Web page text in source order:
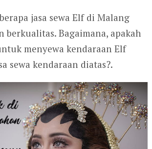
jasa sewa Elf di Malang
berkualitas. Bagaimana, apakah
menyewa kendaraan Elf
sewa kendaraan diatas?.